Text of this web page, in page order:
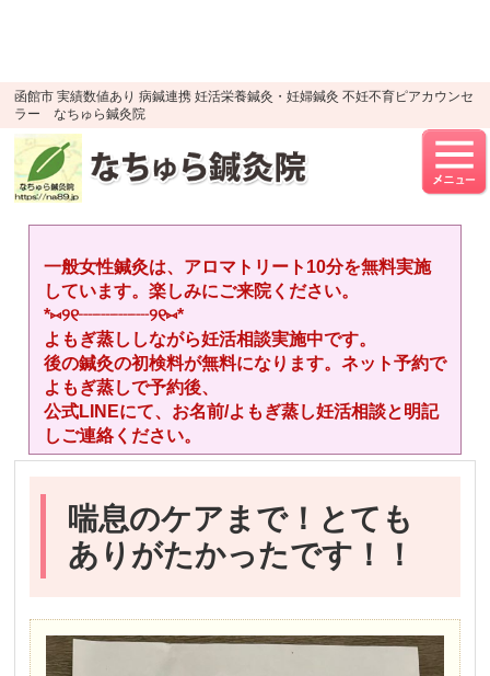
函館市 実績数値あり 病鍼連携 妊活栄養鍼灸・妊婦鍼灸 不妊不育ピアカウンセ
ラー なちゅら鍼灸院
一般女性鍼灸は、アロマトリート10分を無料実施
しています。楽しみにご来院ください。
*⑅︎୨୧┈︎┈︎┈︎┈︎୨୧⑅︎*
よもぎ蒸ししながら妊活相談実施中です。
後の鍼灸の初検料が無料になります。ネット予約で
よもぎ蒸しで予約後、
公式LINEにて、お名前/よもぎ蒸し妊活相談と明記
しご連絡ください。
喘息のケアまで！とても
ありがたかったです！！